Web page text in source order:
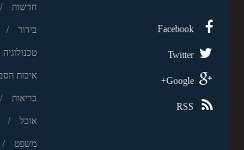
חדשות
בידור
טכנולוגיה
איכות
בריאות
אוכל
משפט
Facebook
Twitter
Google+
RSS